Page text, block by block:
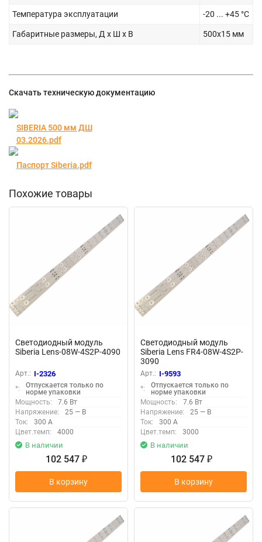
Температура эксплуатации -20 ... +45 °С
Габаритные размеры, Д х Ш х В 500х15 мм
Скачать техническую документацию
SIBERIA 500 мм ДШ
03.2026.pdf
Паспорт Siberia.pdf
Похожие товары
Светодиодный модуль
Siberia Lens-08W-4S2P-4090
Арт.: I-2326
*:
Отпускается только по
норме упаковки
Мощность:
7.6 Вт
Напряжение:
25 — В
Ток:
300 А
Цвет.темп:
4000
В наличии
102 547 ₽
В корзину
Светодиодный модуль
Siberia Lens FR4-08W-4S2P-
3090
Арт.: I-9593
*:
Отпускается только по
норме упаковки
Мощность:
7.6 Вт
Напряжение:
25 — В
Ток:
300 А
Цвет.темп:
3000
В наличии
102 547 ₽
В корзину